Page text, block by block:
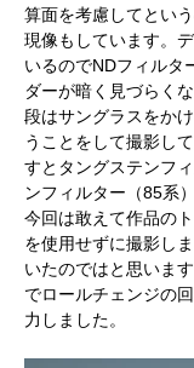
算面を考慮してとい
現像もしています。
いるのでNDフィルタ
ダーが暗く見づらく
段はサングラスをか
うことをして撮影し
すとタングステンフ
ンフィルター（85系
今回は敢えて作品の
を使用せずに撮影し
いたのではと思いま
でロールチェンジの
力しました。